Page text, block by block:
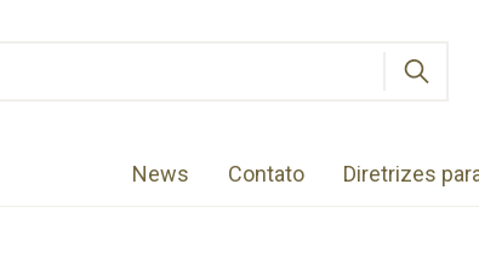
News Contato Diretrizes